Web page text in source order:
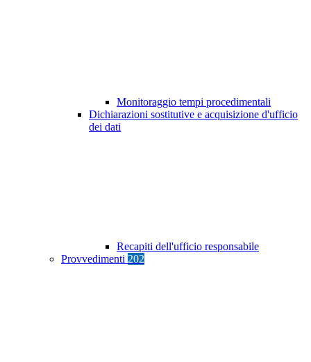
Monitoraggio tempi procedimentali
Dichiarazioni sostitutive e acquisizione d'ufficio
dei dati
Recapiti dell'ufficio responsabile
Provvedimenti 202